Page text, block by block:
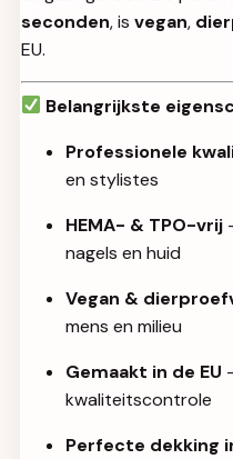
seconden, is vegan,
EU.
Belangrijkste
Professionele
en stylistes
HEMA- & TPO-vrij
nagels en huid
Vegan &
mens en milieu
Gemaakt in de EU
kwaliteitscontrole
Perfecte dekking